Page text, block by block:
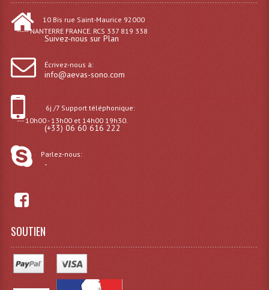
Microphones Scène Et Studio
Micro Sans Fil HF UHF 800MHZ
Micros De Studio
Samplers, Échantillonneurs
10 Bis rue Saint-Maurice 92000
----- NANTERRE FRANCE. RCS 337 819 338
Suivez-nous sur Plan
Écrivez-nous à:
info@aevas-sono.com
6j /7 Support téléphonique:
--- 10h00 - 13h00 et 14h00 19h30.
(+33) 06 60 616 222
Parlez-nous:
-
SOUTIEN